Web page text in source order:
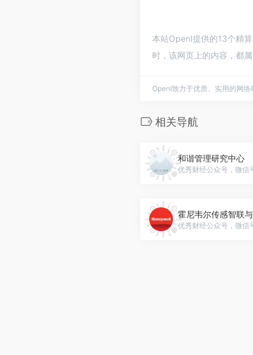
本站OpenI提供的13个精
时，该网页上的内容，都
OpenI致力于优质、实用的网络
相关导航
和谐管理研究中心
优秀财经公众号，微
霍尼韦尔传感智联
优秀财经公众号，微